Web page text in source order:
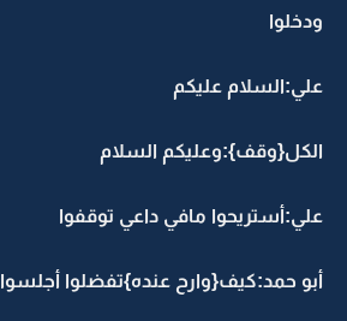
ودخلوا
علي:السلام عليكم
الكل{وقف}:وعليكم السلام
علي:أستريحوا مافي داعي توقفوا
أبو حمد:كيف{وارح عنده}تفضلوا أجلسوا